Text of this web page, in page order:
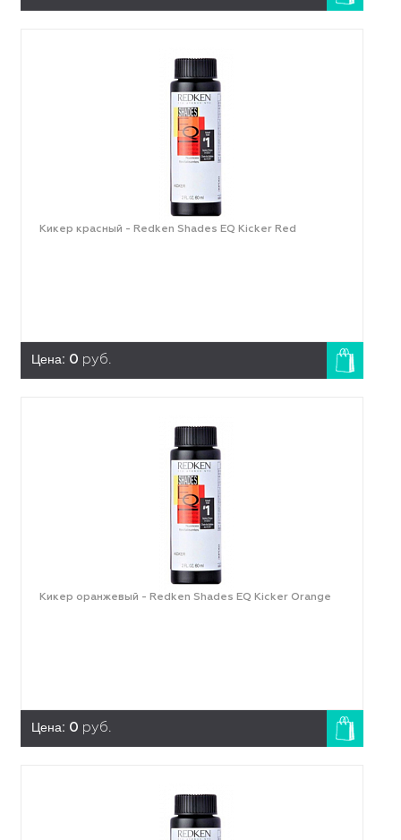
Кикер красный - Redken Shades EQ Kicker Red
Цена: 0 руб.
Кикер оранжевый - Redken Shades EQ Kicker Orange
Цена: 0 руб.